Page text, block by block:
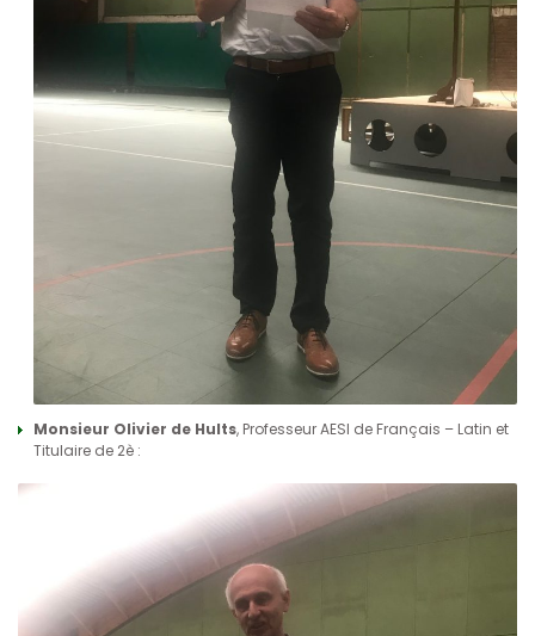
Monsieur Olivier de Hults, Professeur AESI de Français – Latin et
Titulaire de 2è :